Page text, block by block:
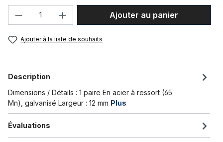
Quantité de produit : Entrez la
Ajouter au panier
Ajouter à la liste de souhaits
Description
Dimensions / Détails : 1 paire En acier à ressort (65
Mn), galvanisé Largeur : 12 mm Plus
Évaluations